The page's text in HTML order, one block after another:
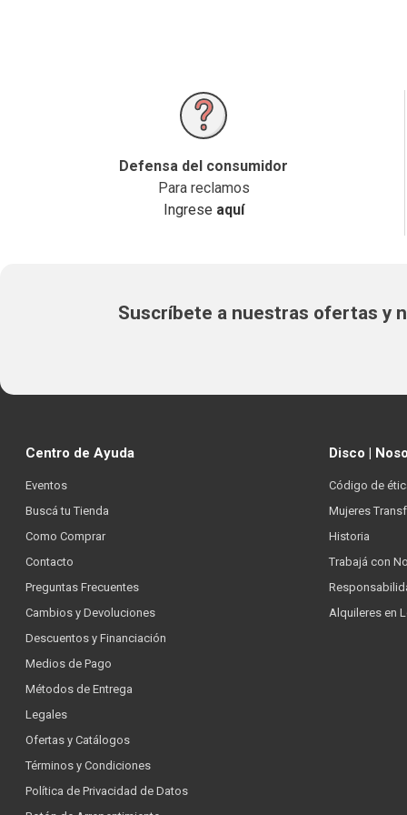
Defensa del consumidor
Para reclamos
Ingrese aquí
Suscríbete a nuestras ofertas y
Centro de Ayuda
Eventos
Buscá tu Tienda
Como Comprar
Contacto
Preguntas Frecuentes
Cambios y Devoluciones
Descuentos y Financiación
Medios de Pago
Métodos de Entrega
Legales
Ofertas y Catálogos
Términos y Condiciones
Política de Privacidad de Datos
Disco |
Código de
Mujeres
Historia
Trabajá con
Alquileres en